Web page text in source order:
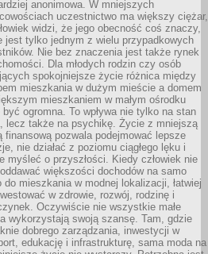
anonimowa. W mniejszych
uczestnictwo ma większy ciężar,
widzi, że jego obecność coś znaczy,
jest tylko jednym z wielu przypadkowych
Nie bez znaczenia jest także rynek
Dla młodych rodzin czy osób
spokojniejsze życie różnica między
mieszkania w dużym mieście a domem
mieszkaniem w małym ośrodku
być ogromna. To wpływa nie tylko na stan
lecz także na psychikę. Życie z mniejszą
finansową pozwala podejmować lepsze
nie działać z poziomu ciągłego lęku i
myśleć o przyszłości. Kiedy człowiek nie
większości dochodów na samo
do mieszkania w modnej lokalizacji, łatwiej
w zdrowie, rozwój, rodzinę i
Oczywiście nie wszystkie małe
wykorzystają swoją szansę. Tam, gdzie
dobrego zarządzania, inwestycji w
edukację i infrastrukturę, sama moda na